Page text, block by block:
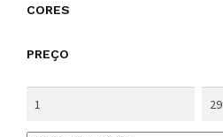
CORES
PREÇO